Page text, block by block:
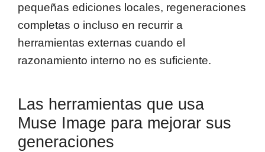
pequeñas ediciones locales, regeneraciones
completas o incluso en recurrir a
herramientas externas cuando el
razonamiento interno no es suficiente.
Las herramientas que usa
Muse Image para mejorar sus
generaciones